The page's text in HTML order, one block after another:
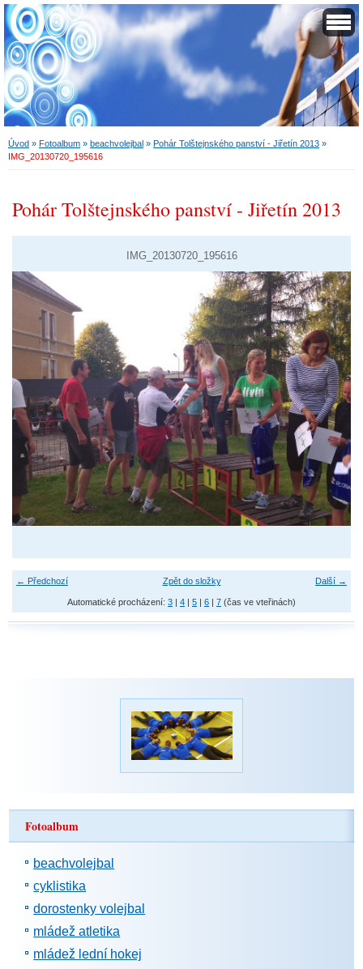
Úvod » Fotoalbum » beachvolejbal » Pohár Tolštejnského panství - Jiřetín 2013 »
IMG_20130720_195616
Pohár Tolštejnského panství - Jiřetín 2013
IMG_20130720_195616
← Předchozí Další →
Zpět do složky
Automatické procházení: 3 | 4 | 5 | 6 | 7 (čas ve vteřinách)
Fotoalbum
beachvolejbal
cyklistika
dorostenky volejbal
mládež atletika
mládež lední hokej